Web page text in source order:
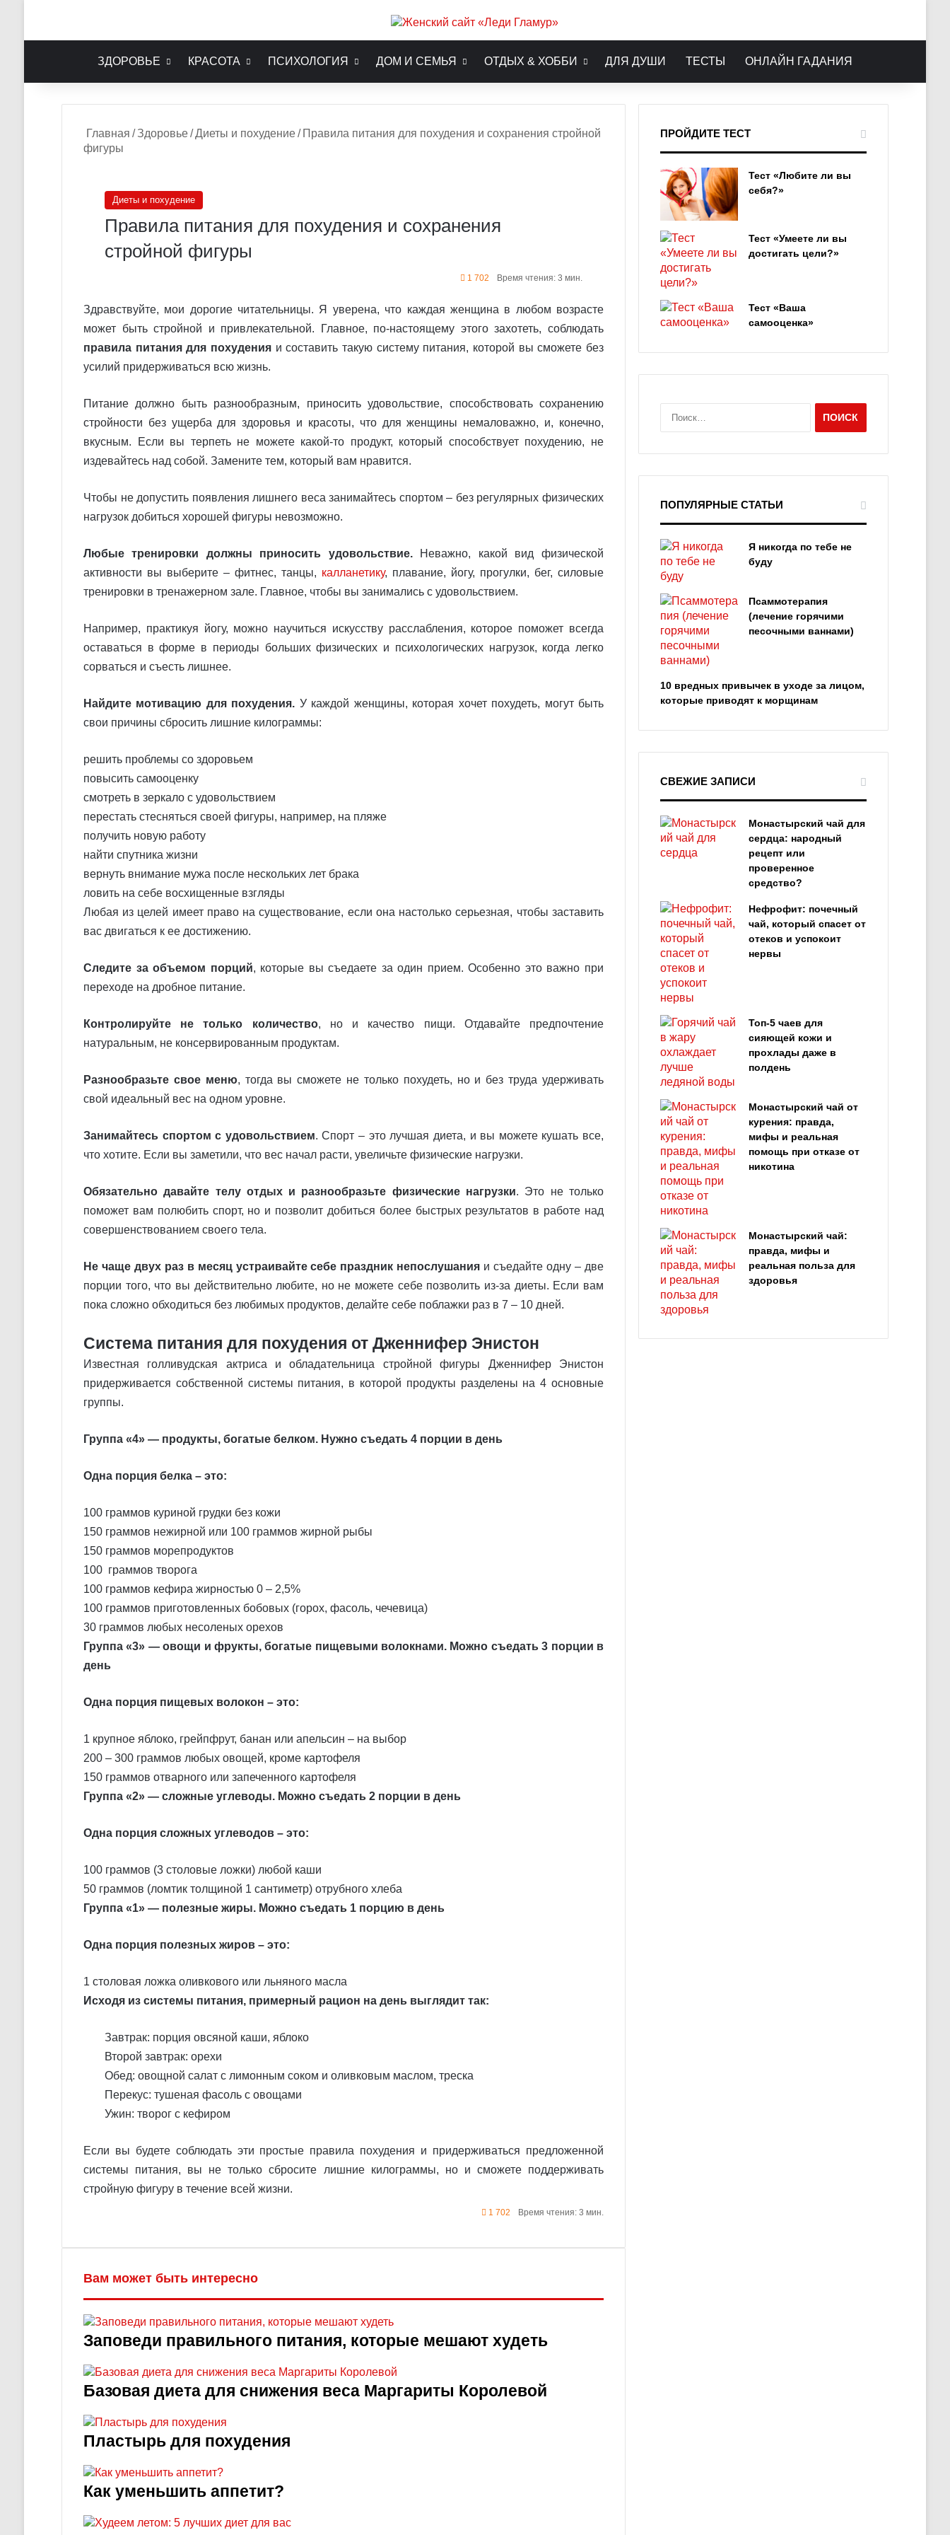
ЗДОРОВЬЕ КРАСОТА ПСИХОЛОГИЯ ДОМ И СЕМЬЯ ОТДЫХ & ХОББИ ДЛЯ ДУШИ ТЕСТЫ ОНЛАЙН ГАДАНИЯ
Главная / Здоровье/Диеты и похудение/ Правила питания для похудения и сохранения стройной
фигуры
Диеты и похудение
Правила питания для похудения и сохранения
стройной фигуры
1 702 Время чтения: 3 мин.
Здравствуйте, мои дорогие читательницы. Я уверена, что каждая женщина в любом возрасте
может быть стройной и привлекательной. Главное, по-настоящему этого захотеть, соблюдать
правила питания для похуденияи составить такую систему питания, которой вы сможете без
усилий придерживаться всю жизнь.
Питание должно быть разнообразным, приносить удовольствие, способствовать сохранению
стройности без ущерба для здоровья и красоты, что для женщины немаловажно, и, конечно,
вкусным. Если вы терпеть не можете какой-то продукт, который способствует похудению, не
издевайтесь над собой. Замените тем, который вам нравится.
Чтобы не допустить появления лишнего веса занимайтесь спортом – без регулярных физических
нагрузок добиться хорошей фигуры невозможно.
Любые тренировки должны приносить удовольствие. Неважно, какой вид физической
активности вы выберите – фитнес, танцы, калланетику, плавание, йогу, прогулки, бег, силовые
тренировки в тренажерном зале. Главное, чтобы вы занимались с удовольствием.
Например, практикуя йогу, можно научиться искусству расслабления, которое поможет всегда
оставаться в форме в периоды больших физических и психологических нагрузок, когда легко
сорваться и съесть лишнее.
Найдите мотивацию для похудения. У каждой женщины, которая хочет похудеть, могут быть
свои причины сбросить лишние килограммы:
решить проблемы со здоровьем
повысить самооценку
смотреть в зеркало с удовольствием
перестать стесняться своей фигуры, например, на пляже
получить новую работу
найти спутника жизни
вернуть внимание мужа после нескольких лет брака
ловить на себе восхищенные взгляды
Любая из целей имеет право на существование, если она настолько серьезная, чтобы заставить
вас двигаться к ее достижению.
Следите за объемом порций, которые вы съедаете за один прием. Особенно это важно при
переходе на дробное питание.
Контролируйте не только количество, но и качество пищи. Отдавайте предпочтение
натуральным, не консервированным продуктам.
Разнообразьте свое меню, тогда вы сможете не только похудеть, но и без труда удерживать
свой идеальный вес на одном уровне.
Занимайтесь спортом с удовольствием. Спорт – это лучшая диета, и вы можете кушать все,
что хотите. Если вы заметили, что вес начал расти, увеличьте физические нагрузки.
Обязательно давайте телу отдых и разнообразьте физические нагрузки. Это не только
поможет вам полюбить спорт, но и позволит добиться более быстрых результатов в работе над
совершенствованием своего тела.
Не чаще двух раз в месяц устраивайте себе праздник непослушания и съедайте одну – две
порции того, что вы действительно любите, но не можете себе позволить из-за диеты. Если вам
пока сложно обходиться без любимых продуктов, делайте себе поблажки раз в 7 – 10 дней.
Система питания для похудения от Дженнифер Энистон
Известная голливудская актриса и обладательница стройной фигуры Дженнифер Энистон
придерживается собственной системы питания, в которой продукты разделены на 4 основные
группы.
Группа «4» — продукты, богатые белком. Нужно съедать 4 порции в день
Одна порция белка – это:
100 граммов куриной грудки без кожи
150 граммов нежирной или 100 граммов жирной рыбы
150 граммов морепродуктов
100 граммов творога
100 граммов кефира жирностью 0 – 2,5%
100 граммов приготовленных бобовых (горох, фасоль, чечевица)
30 граммов любых несоленых орехов
Группа «3» — овощи и фрукты, богатые пищевыми волокнами. Можно съедать 3 порции в
день
Одна порция пищевых волокон – это:
1 крупное яблоко, грейпфрут, банан или апельсин – на выбор
200 – 300 граммов любых овощей, кроме картофеля
150 граммов отварного или запеченного картофеля
Группа «2» — сложные углеводы. Можно съедать 2 порции в день
Одна порция сложных углеводов – это:
100 граммов (3 столовые ложки) любой каши
50 граммов (ломтик толщиной 1 сантиметр) отрубного хлеба
Группа «1» — полезные жиры. Можно съедать 1 порцию в день
Одна порция полезных жиров – это:
1 столовая ложка оливкового или льняного масла
Исходя из системы питания, примерный рацион на день выглядит так:
Завтрак: порция овсяной каши, яблоко
Второй завтрак: орехи
Обед: овощной салат с лимонным соком и оливковым маслом, треска
Перекус: тушеная фасоль с овощами
Ужин: творог с кефиром
Если вы будете соблюдать эти простые правила похудения и придерживаться предложенной
системы питания, вы не только сбросите лишние килограммы, но и сможете поддерживать
стройную фигуру в течение всей жизни.
1 702 Время чтения: 3 мин.
Вам может быть интересно
Заповеди правильного питания, которые мешают худеть
Базовая диета для снижения веса Маргариты Королевой
Пластырь для похудения
Как уменьшить аппетит?
ПРОЙДИТЕ ТЕСТ
Тест «Любите ли вы
себя?»
Тест «Умеете ли вы
достигать цели?»
Тест «Ваша
самооценка»
т
ПОПУЛЯРНЫЕ СТАТЬИ
Я никогда по тебе не
буду
Псаммотерапия
(лечение горячими
песочными ваннами)
10 вредных привычек в уходе за лицом,
которые приводят к морщинам
СВЕЖИЕ ЗАПИСИ
Монастырский чай для
сердца: народный
рецепт или
проверенное
средство?
Нефрофит: почечный
чай, который спасет от
отеков и успокоит
нервы
Топ‑5 чаев для
сияющей кожи и
прохлады даже в
полдень
Монастырский чай от
курения: правда,
мифы и реальная
помощь при отказе от
никотина
Монастырский чай:
правда, мифы и
реальная польза для
здоровья